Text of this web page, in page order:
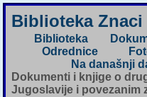
Biblioteka Znaci
Biblioteka
Odrednice
Na današnji
Dokumenti i knjige o
Jugoslavije i povezanim